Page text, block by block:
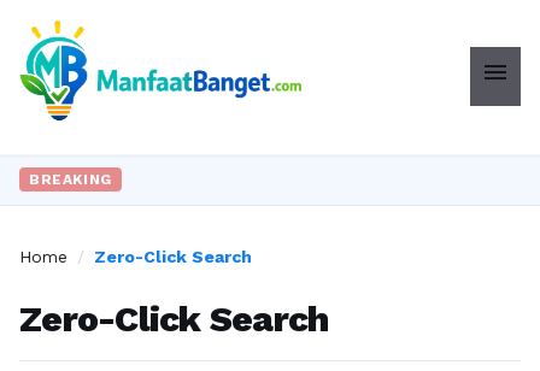
menu
BREAKING
Home / Zero-Click Search
Zero-Click Search